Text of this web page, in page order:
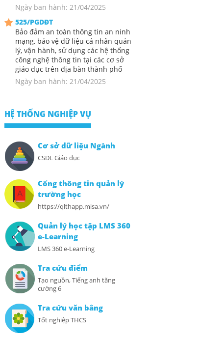
Ngày ban hành: 21/04/2025
525/PGDĐT
Bảo đảm an toàn thông tin an ninh
mạng, bảo vệ dữ liệu cá nhân quản
lý, vận hành, sử dụng các hệ thống
công nghệ thông tin tại các cơ sở
giáo dục trên địa bàn thành phố
Ngày ban hành: 21/04/2025
HỆ THỐNG NGHIỆP VỤ
Cơ sở dữ liệu Ngành
CSDL Giáo dục
Cổng thông tin quản lý
trường học
https://qlthapp.misa.vn/
Quản lý học tập LMS 360
e-Learning
LMS 360 e-Learning
Tra cứu điểm
Tạo nguồn, Tiếng anh tăng
cường 6
Tra cứu văn bằng
Tốt nghiệp THCS